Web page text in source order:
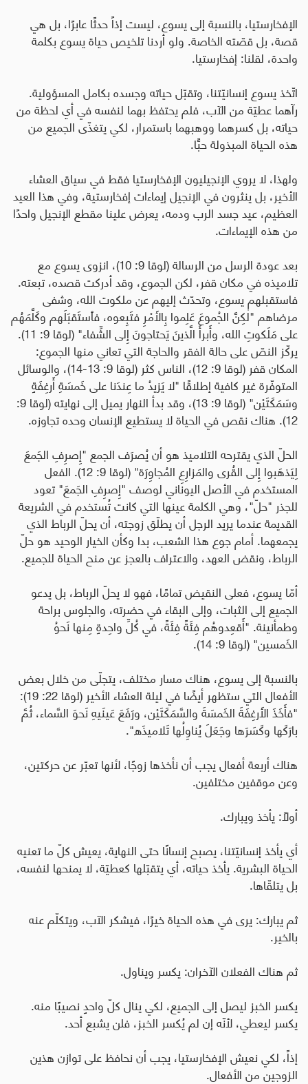
الإفخارستيا، بالنسبة إلى يسوع، ليست إذاً حدثًا عابرًا، بل هي
قصة، بل قصّته الخاصة. ولو أردنا تلخيص حياة يسوع بكلمة
واحدة، لقلنا: إفخارستيا.
اتّخذ يسوع إنسانيّتنا، وتقبّل حياته وجسده بكامل المسؤولية.
رآهما عطيّة من الآب، فلم يحتفظ بهما لنفسه في أي لحظة من
حياته، بل كسرهما ووهبهما باستمرار، لكي يتغذّى الجميع من
هذه الحياة المبذولة حبًّا.
ولهذا، لا يروي الإنجيليون الإفخارستيا فقط في سياق العشاء
الأخير، بل ينثرون في الإنجيل إيماءات إفخارستية، وفي هذا العيد
العظيم، عيد جسد الرب ودمه، يعرض علينا مقطع الإنجيل واحدًا
من هذه الإيماءات.
بعد عودة الرسل من الرسالة (لوقا 9: 10)، انزوى يسوع مع
تلاميذه في مكان قفر، لكن الجموع، وقد أدركت قصده، تبعته.
فاستقبلهم يسوع، وتحدّث إليهم عن ملكوت الله، وشفى
مرضاهم "لٰكِنَّ الجُموعَ عَلِموا بِالأَمْرِ فتَبِعوه، فٱستَقبَلَهم وكَلَّمَهُم
على مَلَكوتِ الله، وأَبرأَ الَّذينَ يَحتاجونَ إِلى الشِّفاء" (لوقا 9: 11).
يركّز النصّ على حالة الفقر والحاجة التي تعاني منها الجموع:
المكان قفر (لوقا 9: 12)، الناس كثر (لوقا 9: 13-14)، والوسائل
المتوفّرة غير كافية إطلاقًا "لا يَزيدُ ما عِندَنا على خَمسَةِ أَرغِفَةٍ
وسَمَكَتَيْن" (لوقا 9: 13)، وقد بدأ النهار يميل إلى نهايته (لوقا 9:
12). هناك نقص في الحياة لا يستطيع الإنسان وحده تجاوزه
.
الحلّ الذي يقترحه التلاميذ هو أن يُصرَف الجمع "إِصرِفِ الجَمعَ
لِيَذهَبوا إِلى القُرى والمَزارِعِ المُجاوِرَة" (لوقا 9: 12). الفعل
المستخدم في الأصل اليوناني لوصف "إِصرِفِ الجَمعَ" تعود
للجذر "حلّ"، وهي الكلمة عينها التي كانت تُستخدم في الشريعة
القديمة عندما يريد الرجل أن يطلّق زوجته، أن يحلّ الرباط الذي
يجمعهما. أمام جوع هذا الشعب، بدا وكأن الخيار الوحيد هو حلّ
الرباط، ونقض العهد، والاعتراف بالعجز عن منح الحياة للجميع.
أمّا يسوع، فعلى النقيض تمامًا، فهو لا يحلّ الرباط، بل يدعو
الجميع إلى الثبات، وإلى البقاء في حضرته، والجلوس براحة
وطمأنينة. "أَقعِدوهُم فِئَةً فِئَةً، في كُلِّ واحِدةٍ مِنها نَحوُ
الخَمسين" (لوقا 9: 14).
بالنسبة إلى يسوع، هناك مسار مختلف، يتجلّى من خلال بعض
الأفعال التي ستظهر أيضًا في ليلة العشاء الأخير (لوقا 22: 19):
"فأَخَذَ الأَرغِفَةَ الخَمسَةَ والسَّمَكَتَيْن، ورَفَعَ عَينَيهِ نَحوَ السَّماء، ثُمَّ
بارَكَها وكَسَرَها وجَعَلَ يُناوِلُها تَلاميذَه".
هناك أربعة أفعال يجب أن نأخذها زوجًا، لأنها تعبّر عن حركتين،
وعن موقفين مختلفين.
أولاً: يأخذ ويبارك.
أي يأخذ إنسانيّتنا، يصبح إنسانًا حتى النهاية، يعيش كلّ ما تعنيه
الحياة البشرية. يأخذ حياته، أي يتقبّلها كعطيّة، لا يمنحها لنفسه،
بل يتلقّاها.
ثم يبارك: يرى في هذه الحياة خيرًا، فيشكر الآب، ويتكلّم عنه
بالخير.
ثم هناك الفعلان الآخران: يكسر ويناول.
يكسر الخبز ليصل إلى الجميع، لكي ينال كلّ واحدٍ نصيبًا منه.
يكسر ليعطي، لأنّه إن لم يُكسر الخبز، فلن يشبع أحد.
إذاً، لكي نعيش الإفخارستيا، يجب أن نحافظ على توازن هذين
الزوجين من الأفعال.